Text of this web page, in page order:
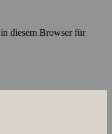
diesem Browser für